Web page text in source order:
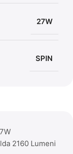
27W
SPIN
2160 Lumeni